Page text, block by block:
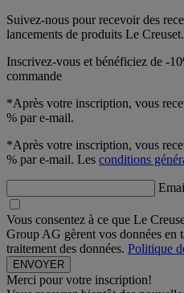
Suivez-nous pour recevoir des
lancements de produits Le Creuset.
Inscrivez-vous et bénéficiez de -
commande
*Après votre inscription, vous
% par e-mail.
*Après votre inscription, vous
% par e-mail. Les conditions
Vous consentez à ce que Le
Group AG gèrent vos données en
traitement des données. Politique
Merci pour votre inscription!